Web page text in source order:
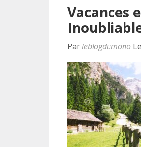
Vacances
Parleblogdumono Le